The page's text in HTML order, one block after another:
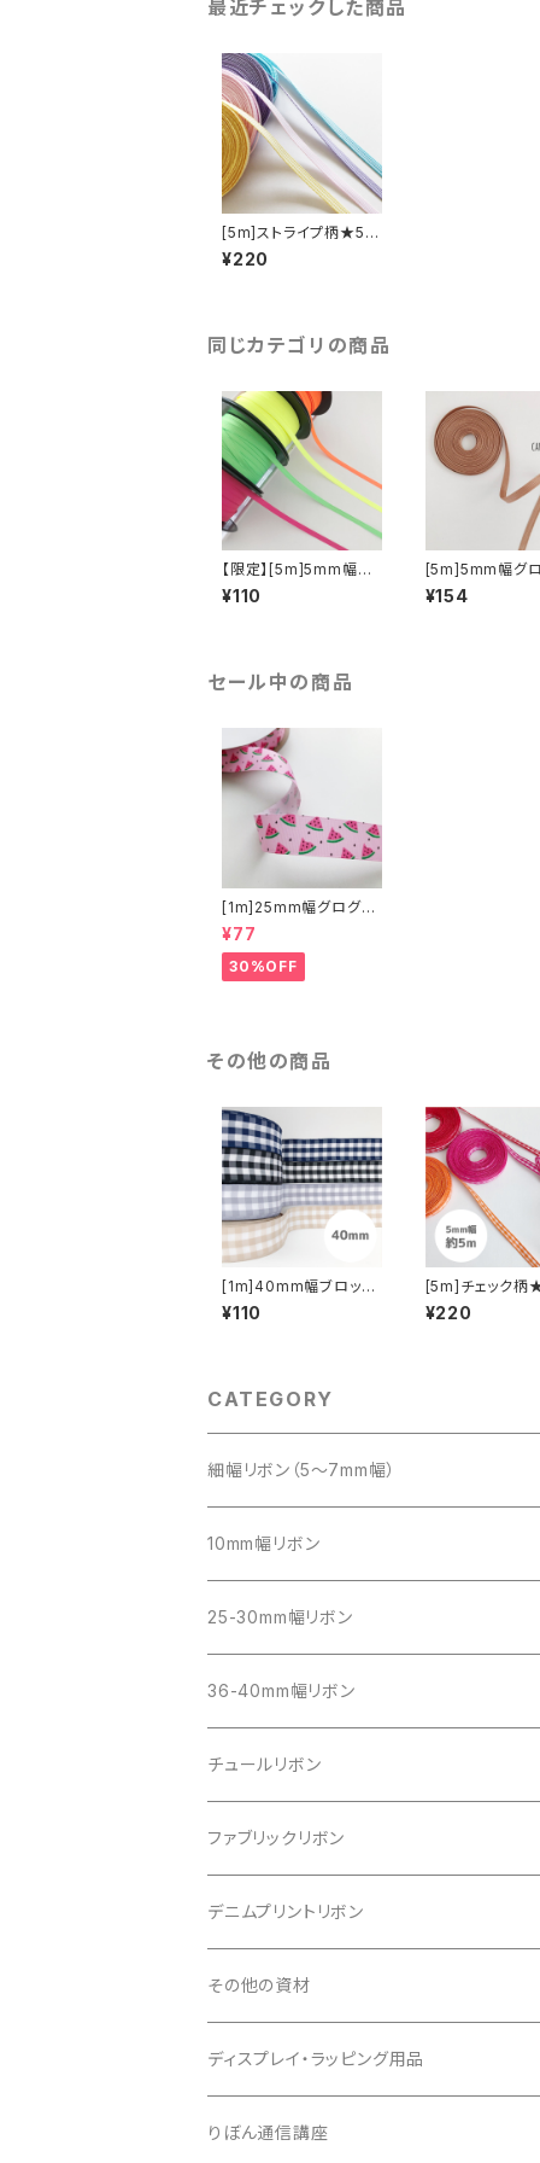
最近チェックした商品
[5m]ストライプ柄★5m
m幅グログランリボン
¥220
同じカテゴリの商品
【限定】[5m]5mm幅グ
ログランリボン無地
¥110
[5m]5mm幅グ
リボン#0 再入
色
¥154
セール中の商品
[1m]25mm幅グログラ
ンリボン ピンクすいか
柄2025SS
¥77
30%OFF
その他の商品
[1m]40mm幅ブロック
チェック柄リボン
¥110
[5m]チェック
幅リボン
¥220
CATEGORY
細幅リボン（5～7mm幅）
10mm幅リボン
25-30mm幅リボン
36-40mm幅リボン
チュールリボン
ファブリックリボン
デニムプリントリボン
その他の資材
クッションパーツ
クリップ
ディスプレイ・ラッピング用品
りぼん通信講座